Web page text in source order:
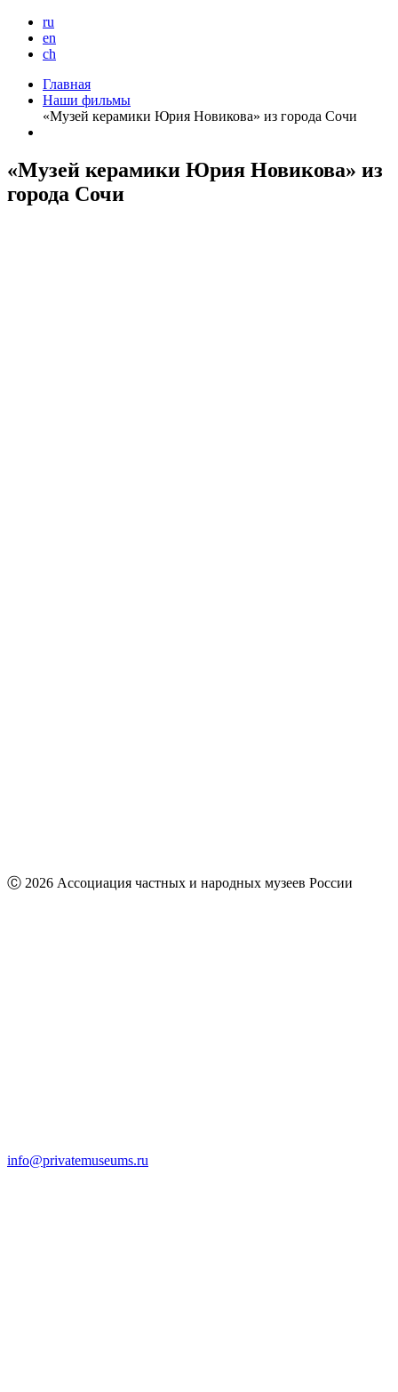
ru
en
ch
Главная
Наши фильмы
«Музей керамики Юрия Новикова» из города Сочи
«Музей керамики Юрия Новикова» из
города Сочи
Ⓒ 2026 Ассоциация частных и народных музеев России
info@privatemuseums.ru